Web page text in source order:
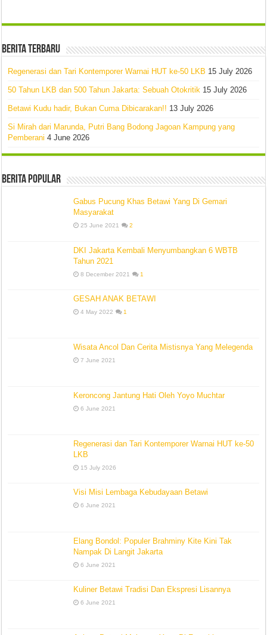
Berita Terbaru
Regenerasi dan Tari Kontemporer Warnai HUT ke-50 LKB 15 July 2026
50 Tahun LKB dan 500 Tahun Jakarta: Sebuah Otokritik 15 July 2026
Betawi Kudu hadir, Bukan Cuma Dibicarakan!! 13 July 2026
Si Mirah dari Marunda, Putri Bang Bodong Jagoan Kampung yang
Pemberani 4 June 2026
Berita Popular
Gabus Pucung Khas Betawi Yang Di Gemari
Masyarakat
25 June 2021 2
DKI Jakarta Kembali Menyumbangkan 6 WBTB
Tahun 2021
8 December 2021 1
GESAH ANAK BETAWI
4 May 2022 1
Wisata Ancol Dan Cerita Mistisnya Yang Melegenda
7 June 2021
Keroncong Jantung Hati Oleh Yoyo Muchtar
6 June 2021
Regenerasi dan Tari Kontemporer Warnai HUT ke-50
LKB
15 July 2026
Visi Misi Lembaga Kebudayaan Betawi
6 June 2021
Elang Bondol: Populer Brahminy Kite Kini Tak
Nampak Di Langit Jakarta
6 June 2021
Kuliner Betawi Tradisi Dan Ekspresi Lisannya
6 June 2021